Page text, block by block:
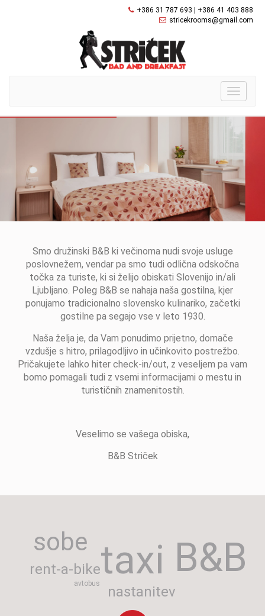
+386 31 787 693 | +386 41 403 888
stricekrooms@gmail.com
Toggle
Smo družinski B&B ki večinoma nudi svoje usluge
poslovnežem, vendar pa smo tudi odlična odskočna
točka za turiste, ki si želijo obiskati Slovenijo in/ali
Ljubljano. Poleg B&B se nahaja naša gostilna, kjer
ponujamo tradicionalno slovensko kulinariko, začetki
gostilne pa segajo vse v leto 1930.
Naša želja je, da Vam ponudimo prijetno, domače
vzdušje s hitro, prilagodljivo in učinkovito postrežbo.
Pričakujete lahko hiter check-in/out, z veseljem pa vam
bomo pomagali tudi z vsemi informacijami o mestu in
turističnih znamenitostih.
Veselimo se vašega obiska,
B&B Striček
taxi B&B
sobe
nastanitev
rent-a-bike
avtobus